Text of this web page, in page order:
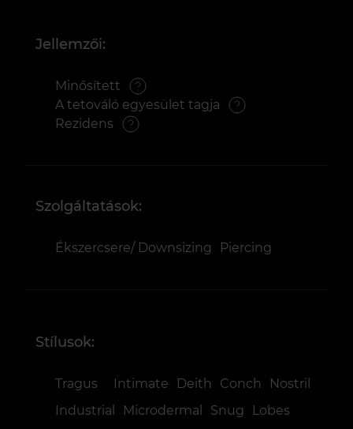
Jellemzői:
Minősített
A tetováló egyesület tagja
Rezidens
Szolgáltatások:
Ékszercsere/ Downsizing Piercing
Stílusok:
Tragus Intimate Deith Conch
Nostril
Industrial
Microdermal Snug
Lobes